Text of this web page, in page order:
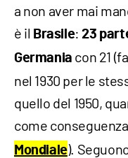
a non aver mai
è il Brasile:23
Germania con 21
nel 1930 per le
quello del 1950,
come
Mondiale).